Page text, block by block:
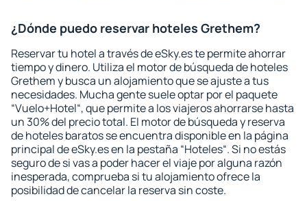
¿Dónde puedo reservar hoteles Grethem?
Reservar tu hotel a través de eSky.es te permite ahorrar
tiempo y dinero. Utiliza el motor de búsqueda de hoteles
Grethem y busca un alojamiento que se ajuste a tus
necesidades. Mucha gente suele optar por el paquete
“Vuelo+Hotel“, que permite a los viajeros ahorrarse hasta
un 30% del precio total. El motor de búsqueda y reserva
de hoteles baratos se encuentra disponible en la página
principal de eSky.es en la pestaña “Hoteles“. Si no estás
seguro de si vas a poder hacer el viaje por alguna razón
inesperada, comprueba si tu alojamiento ofrece la
posibilidad de cancelar la reserva sin coste.